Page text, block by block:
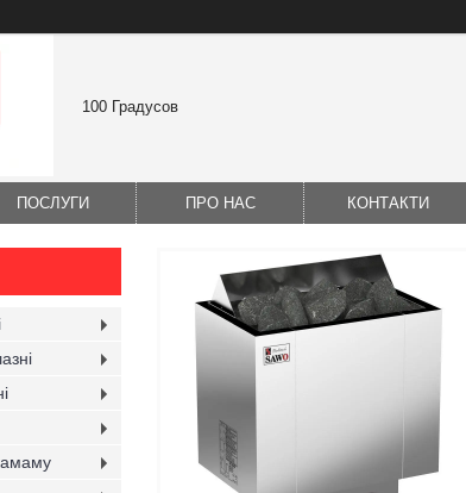
100 Градусов
ПОСЛУГИ ПРО НАС КОНТАКТИ